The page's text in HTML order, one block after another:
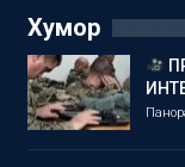
Хумор